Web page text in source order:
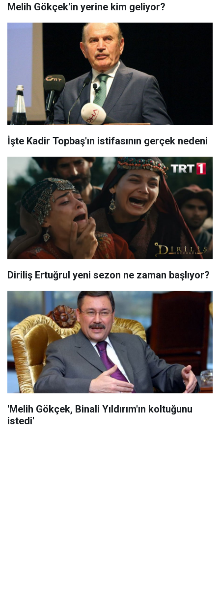
Melih Gökçek'in yerine kim geliyor?
İşte Kadir Topbaş'ın istifasının gerçek nedeni
Diriliş Ertuğrul yeni sezon ne zaman başlıyor?
'Melih Gökçek, Binali Yıldırım'ın koltuğunu
istedi'